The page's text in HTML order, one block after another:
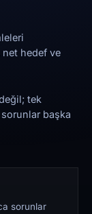
hedef ve
tek
sorunlar başka
sorunlar